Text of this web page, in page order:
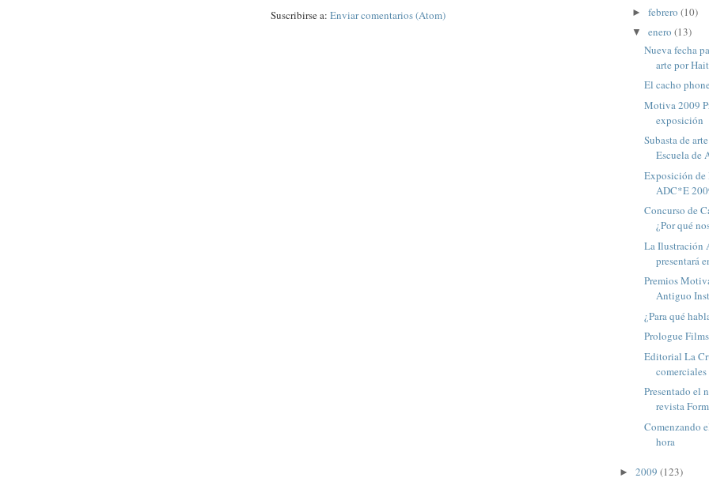
Suscribirse a: Enviar comentarios (Atom) ► febrero (10)
▼ enero (13)
Nueva fecha
arte por
El cacho
Motiva 2009
exposición
Subasta de
Escuela de
Exposición de
ADC*E
Concurso de
¿Por qué
La Ilustración
presentará
Premios
Antiguo
¿Para qué
Prologue Films
Editorial La
Presentado el
revista
Comenzando
hora
► 2009 (123)